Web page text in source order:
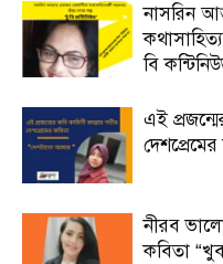
নাসরিন
বি
এই
নীরব
কবিতা